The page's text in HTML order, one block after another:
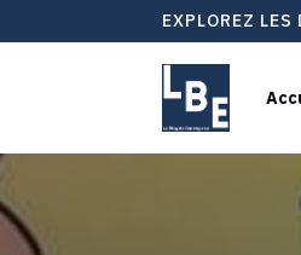
EXPLOREZ